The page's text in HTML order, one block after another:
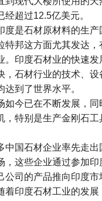
经超过12.5亿美元。
是石材原材料的生产
特邦这方面尤其发达，
。印度石材业的快速发
，石材行业的技术、设
到了世界水平。
今已在不断发展，同
，特别是生产金刚石工
国石材企业率先走出
，这些企业通过参加印
公司的产品推向印度市
着印度石材工业的发展